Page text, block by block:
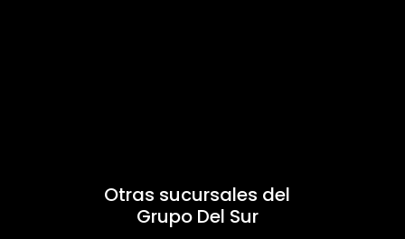
Otras sucursales del
Grupo Del Sur